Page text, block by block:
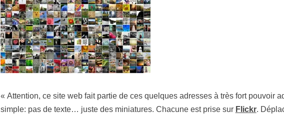
« Attention, ce site web fait partie de ces quelques adresses à très fort pouvoir
simple: pas de texte… juste des miniatures. Chacune est prise sur Flickr.